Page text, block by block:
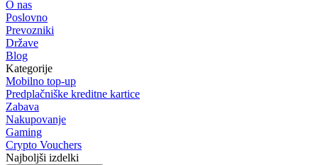
O nas
Poslovno
Prevozniki
Države
Blog
Kategorije
Mobilno top-up
Predplačniške kreditne kartice
Zabava
Nakupovanje
Gaming
Crypto Vouchers
Najboljši izdelki